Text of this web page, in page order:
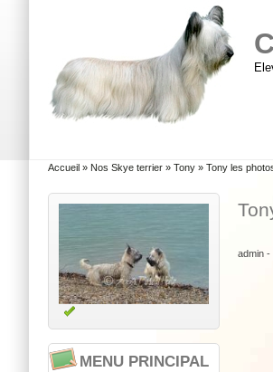
Vous êtes ici
Accueil » Nos Skye terrier » Tony » Tony les
MENU PRINCIPAL
admin-